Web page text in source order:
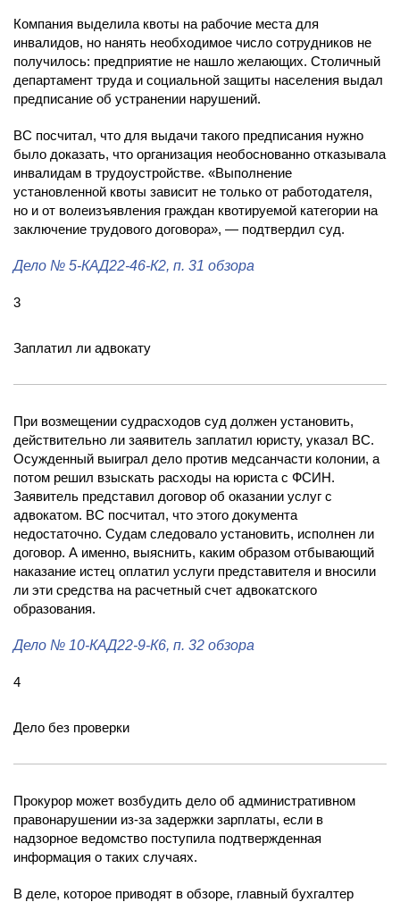
Компания выделила квоты на рабочие места для
инвалидов, но нанять необходимое число сотрудников не
получилось: предприятие не нашло желающих. Столичный
департамент труда и социальной защиты населения выдал
предписание об устранении нарушений.
ВС посчитал, что для выдачи такого предписания нужно
было доказать, что организация необоснованно отказывала
инвалидам в трудоустройстве. «Выполнение
установленной квоты зависит не только от работодателя,
но и от волеизъявления граждан квотируемой категории на
заключение трудового договора», — подтвердил суд.
Дело № 5-КАД22-46-К2, п. 31 обзора
3
Заплатил ли адвокату
При возмещении судрасходов суд должен установить,
действительно ли заявитель заплатил юристу, указал ВС.
Осужденный выиграл дело против медсанчасти колонии, а
потом решил взыскать расходы на юриста с ФСИН.
Заявитель представил договор об оказании услуг с
адвокатом. ВС посчитал, что этого документа
недостаточно. Судам следовало установить, исполнен ли
договор. А именно, выяснить, каким образом отбывающий
наказание истец оплатил услуги представителя и вносили
ли эти средства на расчетный счет адвокатского
образования.
Дело № 10-КАД22-9-К6, п. 32 обзора
4
Дело без проверки
Прокурор может возбудить дело об административном
правонарушении из-за задержки зарплаты, если в
надзорное ведомство поступила подтвержденная
информация о таких случаях.
В деле, которое приводят в обзоре, главный бухгалтер